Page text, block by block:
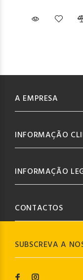
SUBSCREVA A
A EMPRESA
INFORMAÇÃO
INFORMAÇÃO
CONTACTOS